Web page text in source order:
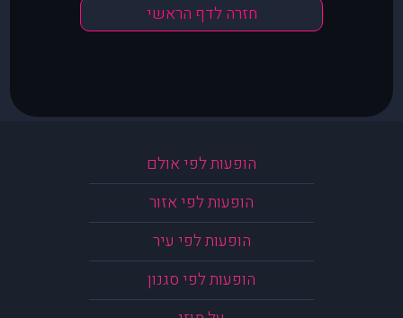
חזרה לדף הראשי
הופעות לפי אולם
הופעות לפי אזור
הופעות לפי עיר
הופעות לפי סגנון